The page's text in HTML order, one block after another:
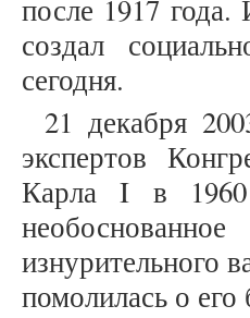
после 1917 года.
создал
сегодня.
21 декабря
экспертов
Карла I в
изнурительного
помолилась о